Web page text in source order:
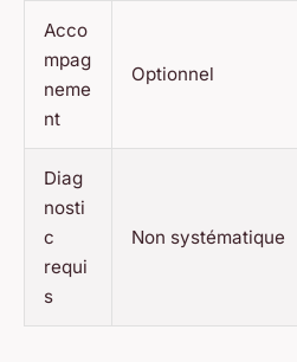
Acco
mpag
neme
nt
Optionnel
Diag
nosti
c
requi
s
Non systématique